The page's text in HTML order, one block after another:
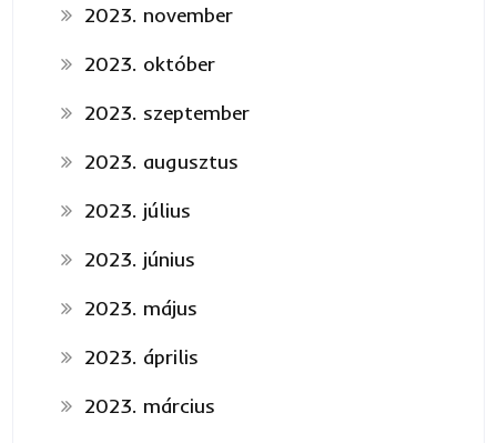
2023. november
2023. október
2023. szeptember
2023. augusztus
2023. július
2023. június
2023. május
2023. április
2023. március